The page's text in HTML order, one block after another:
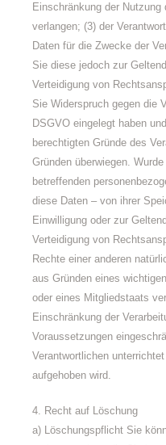
Einschränkung der Nutzung
verlangen; (3) der
Daten für die Zwecke der
Sie diese jedoch zur
Verteidigung von
Sie Widerspruch gegen die
DSGVO eingelegt haben
berechtigten Gründe des
Gründen überwiegen.
betreffenden
diese Daten – von ihrer
Einwilligung oder zur
Verteidigung von
Rechte einer anderen
aus Gründen eines
oder eines Mitgliedstaats
Einschränkung der
Voraussetzungen
Verantwortlichen
aufgehoben wird.
4. Recht auf Löschung
a) Löschungspflicht Sie